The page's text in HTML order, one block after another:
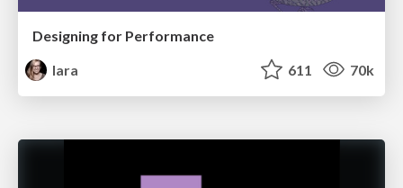
Designing for Performance
lara
611 70k